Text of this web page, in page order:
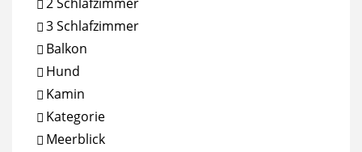
3 Schlafzimmer
Balkon
Hund
Kamin
Kategorie
Meerblick